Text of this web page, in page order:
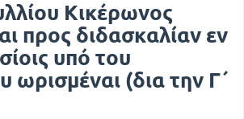
Κικέρωνος
προς διδασκαλίαν εν
υπό του
ωρισμέναι (δια την Γ΄